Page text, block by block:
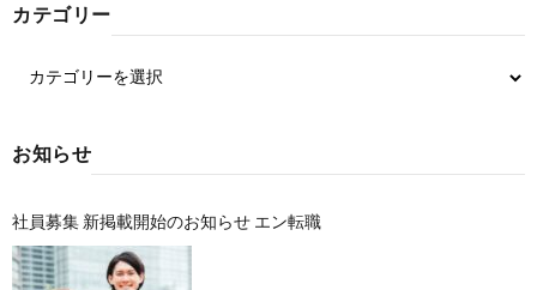
カテゴリー
お知らせ
社員募集 新掲載開始のお知らせ エン転職